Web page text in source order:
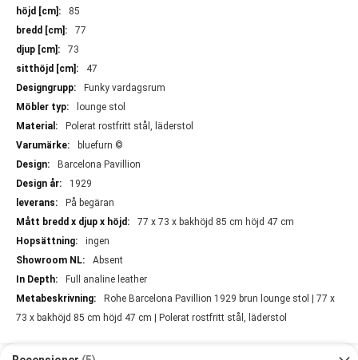
information
85
77
73
47
Funky vardagsrum
lounge stol
Polerat rostfritt stål, läderstol
bluefurn ©
Barcelona Pavillion
1929
På begäran
77 x 73 x bakhöjd 85 cm höjd 47 cm
ingen
Absent
Full analine leather
Rohe Barcelona Pavillion 1929 brun lounge stol | 77 x
73 x bakhöjd 85 cm höjd 47 cm | Polerat rostfritt stål, läderstol